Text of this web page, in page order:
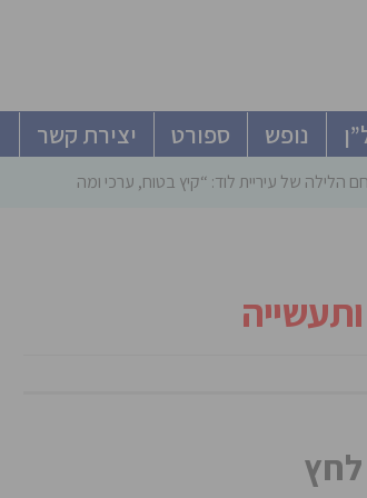
נופש ספורט יצירת קשר
של עיריית לוד: “קיץ בטוח, ערכי ומהנה”
לחץ